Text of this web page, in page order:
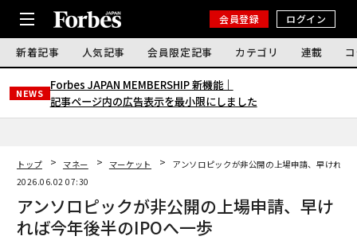
会員登録 ログイン
新着記事 人気記事 会員限定記事 カテゴリ 連載
NEWS
Forbes JAPAN MEMBERSHIP 新機能｜
記事ページ内の広告表示を最小限にしました
トップ マネー マーケット
アンソロピックが非公開の上場申請、早ければ
2026.06.02 07:30
アンソロピックが非公開の上場申請、早け
れば今年後半のIPOへ一歩